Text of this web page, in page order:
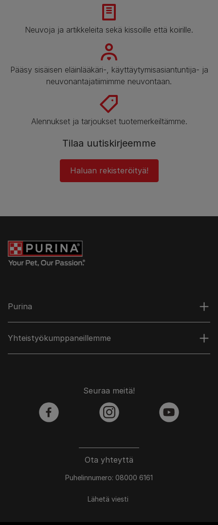
Neuvoja ja artikkeleita sekä kissoille että koirille.
Pääsy sisäisen eläinlääkäri-, käyttäytymisasiantuntija- ja
neuvonantajatiimimme neuvontaan.
Alennukset ja tarjoukset tuotemerkeiltämme.
Tilaa uutiskirjeemme
Haluan rekisteröityä!
Purina
Yhteistyökumppaneillemme
Ota yhteyttä
Puhelinnumero: 08000 6161
Lähetä viesti
Seuraa meitä!
facebook instagram youtube